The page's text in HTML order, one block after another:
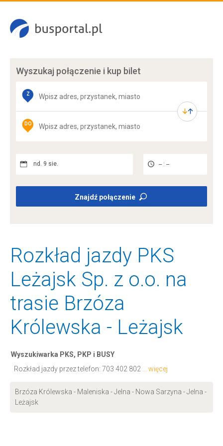
Wyszukaj połączenie i kup bilet
Z
DO
nd. 9 sie. -- : --
Znajdź połączenie
Rozkład jazdy PKS
Leżajsk Sp. z o.o. na
trasie Brzóza
Królewska - Leżajsk
Wyszukiwarka PKS, PKP i BUSY
Rozkład jazdy przez telefon: 703 402 802 ... więcej
Brzóza Królewska - Maleniska - Jelna - Nowa Sarzyna - Jelna -
Leżajsk